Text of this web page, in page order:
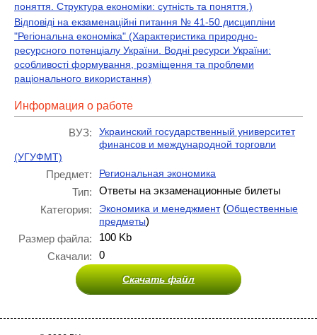
поняття. Структура економіки: сутність та поняття.)
Відповіді на екзаменаційні питання № 41-50 дисципліни
"Регіональна економіка" (Характеристика природно-
ресурсного потенціалу України. Водні ресурси України:
особливості формування, розміщення та проблеми
раціонального використання)
Информация о работе
ВУЗ:
Украинский государственный университет
финансов и международной торговли
(УГУФМТ)
Предмет: Региональная экономика
Тип:
Ответы на экзаменационные билеты
Категория:
Экономика и менеджмент(Общественные
предметы)
Размер файла:
100 Kb
Скачали:
0
Скачать файл